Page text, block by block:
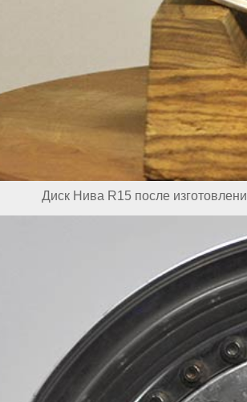
Диск Нива R15 после